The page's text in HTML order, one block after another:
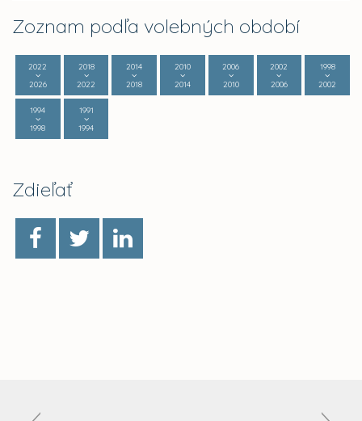
Zoznam podľa volebných období
2022
2026
2018
2022
2014
2018
2010
2014
2006
2010
2002
2006
1998
2002
1994
1998
1991
1994
Zdieľať